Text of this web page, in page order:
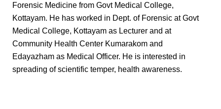
Forensic Medicine from Govt Medical College,
Kottayam. He has worked in Dept. of Forensic at Govt
Medical College, Kottayam as Lecturer and at
Community Health Center Kumarakom and
Edayazham as Medical Officer. He is interested in
spreading of scientific temper, health awareness.